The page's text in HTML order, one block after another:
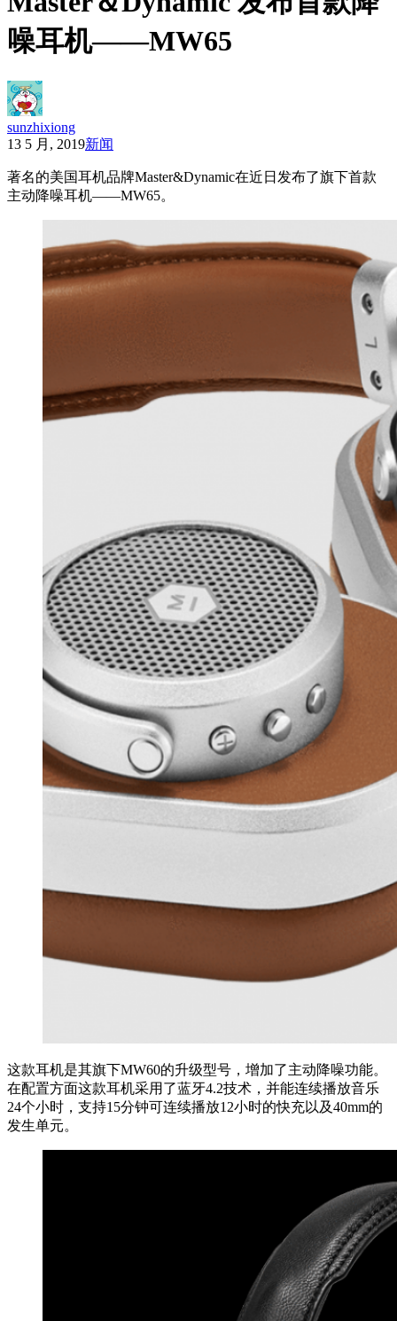
噪耳机——MW65
sunzhixiong
13 5 月, 2019新闻
著名的美国耳机品牌Master&Dynamic在近日发布了旗下首款
主动降噪耳机——MW65。
这款耳机是其旗下MW60的升级型号，增加了主动降噪功能。
在配置方面这款耳机采用了蓝牙4.2技术，并能连续播放音乐
24个小时，支持15分钟可连续播放12小时的快充以及40mm的
发生单元。